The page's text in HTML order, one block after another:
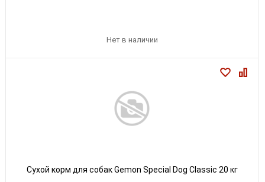
Нет в наличии
Сухой корм для собак Gemon Special Dog Classic 20 кг